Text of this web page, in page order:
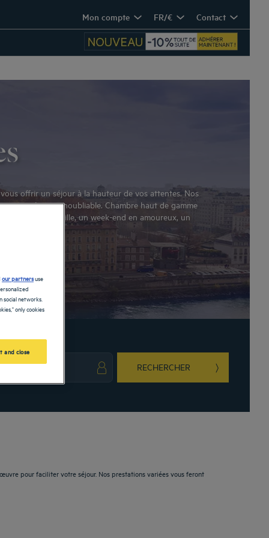
Mon compte FR/€ Contact
offrir un séjour à la hauteur de vos attentes. Nos
expérience inoubliable. Chambre haut de gamme
en famille, un week-end en amoureux, un
vos questions.
key to get the keyboard shortcuts for changing dates.
date. Press the question mark key to get the keyboard shortcuts for changing
RECHERCHER
pour faciliter votre séjour. Nos prestations variées vous feront
our partnersuse
networks.
only cookies
and close